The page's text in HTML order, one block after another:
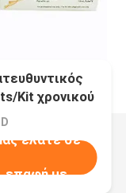
Kit χρονικού
ελάτε σε
επαφή με